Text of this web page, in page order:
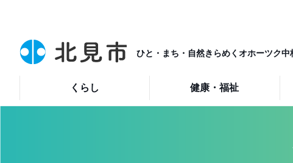
ひと・まち・自然きらめくオホーツク中
くらし 健康・福祉